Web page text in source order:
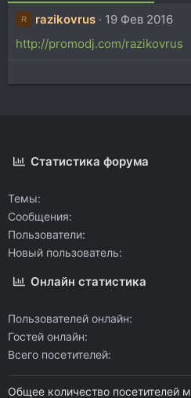
R razikovrus
19 Фев 2016
http://promodj.com/razikovrus
Статистика форума
Темы
Сообщения
Пользователи
Новый пользователь
Онлайн статистика
Пользователей онлайн
Гостей онлайн
Всего посетителей
Общее количество посетителей